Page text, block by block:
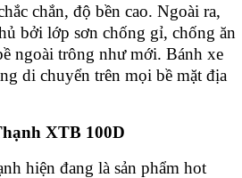
chắn, độ bền cao. Ngoài ra,
bởi lớp sơn chống gỉ, chống ăn
ngoài trông như mới. Bánh xe
di chuyển trên mọi bề mặt địa
XTB 100D
hiện đang là sản phẩm hot